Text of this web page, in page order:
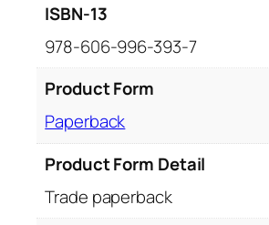
ISBN-13
978-606-996-393-7
Product Form
Paperback
Product Form Detail
Trade paperback